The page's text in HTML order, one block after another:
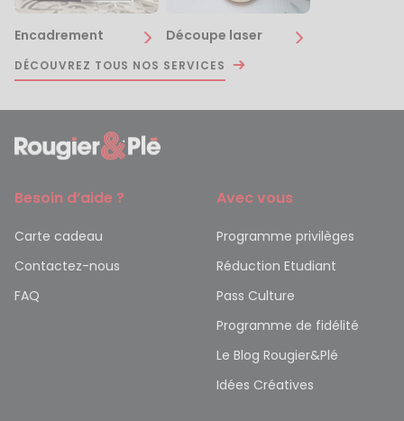
Encadrement Découpe laser
DÉCOUVREZ TOUS NOS SERVICES
Besoin d’aide ?
Carte cadeau
Contactez-nous
FAQ
Avec vous
Programme privilèges
Réduction Etudiant
Pass Culture
Programme de fidélité
Le Blog Rougier&Plé
Idées Créatives